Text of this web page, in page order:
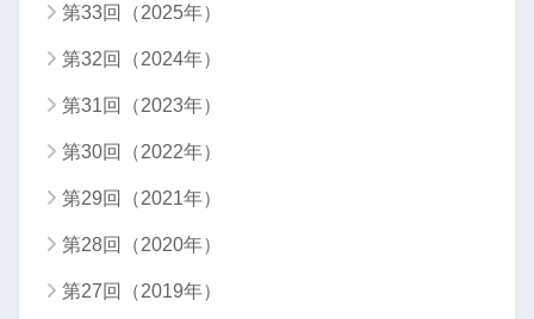
第33回（2025年）
第32回（2024年）
第31回（2023年）
第30回（2022年）
第29回（2021年）
第28回（2020年）
第27回（2019年）